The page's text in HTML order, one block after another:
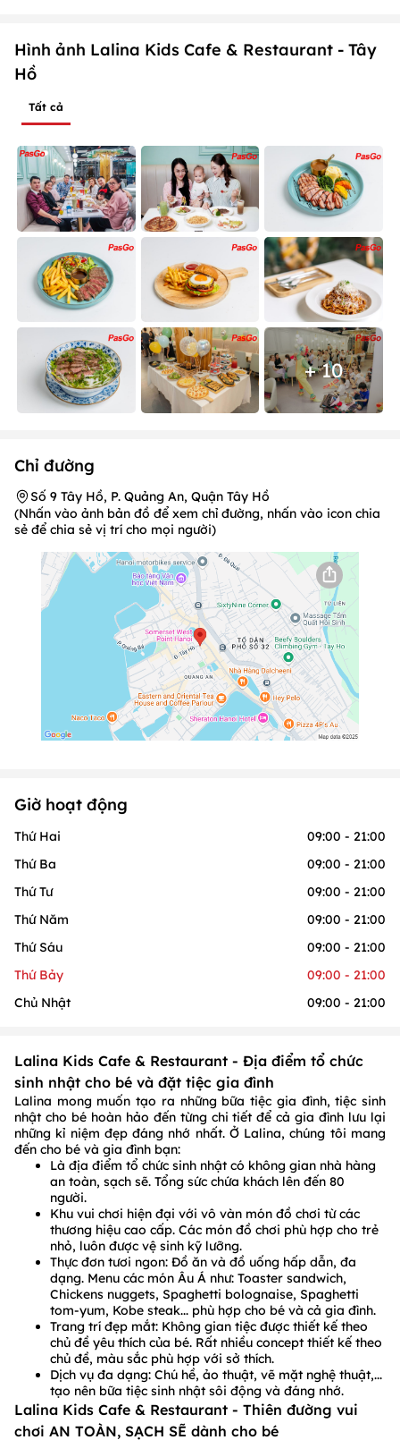
Hình ảnh Lalina Kids Cafe & Restaurant - Tây
Hồ
Tất cả
+ 10
Chỉ đường
Số 9 Tây Hồ, P. Quảng An, Quận Tây Hồ
(Nhấn vào ảnh bản đồ để xem chỉ đường, nhấn vào icon chia
sẻ để chia sẻ vị trí cho mọi người)
Giờ hoạt động
Thứ Hai
09:00 - 21:00
Thứ Ba
09:00 - 21:00
Thứ Tư
09:00 - 21:00
Thứ Năm
09:00 - 21:00
Thứ Sáu
09:00 - 21:00
Thứ Bảy
09:00 - 21:00
Chủ Nhật
09:00 - 21:00
Lalina Kids Cafe & Restaurant - Địa điểm tổ chức
sinh nhật cho bé và đặt tiệc gia đình
Lalina mong muốn tạo ra những bữa tiệc gia đình, tiệc sinh
nhật cho bé hoàn hảo đến từng chi tiết để cả gia đình lưu lại
những kỉ niệm đẹp đáng nhớ nhất. Ở Lalina, chúng tôi mang
đến cho bé và gia đình bạn:
Là địa điểm tổ chức sinh nhật có không gian nhà hàng
an toàn, sạch sẽ. Tổng sức chứa khách lên đến 80
người.
Khu vui chơi hiện đại với vô vàn món đồ chơi từ các
thương hiệu cao cấp. Các món đồ chơi phù hợp cho trẻ
nhỏ, luôn được vệ sinh kỹ lưỡng.
Thực đơn tươi ngon: Đồ ăn và đồ uống hấp dẫn, đa
dạng. Menu các món Âu Á như: Toaster sandwich,
Chickens nuggets, Spaghetti bolognaise, Spaghetti
tom-yum, Kobe steak... phù hợp cho bé và cả gia đình.
Trang trí đẹp mắt: Không gian tiệc được thiết kế theo
chủ đề yêu thích của bé. Rất nhiều concept thiết kế theo
chủ đề, màu sắc phù hợp với sở thích.
Dịch vụ đa dạng: Chú hề, ảo thuật, vẽ mặt nghệ thuật,...
tạo nên bữa tiệc sinh nhật sôi động và đáng nhớ.
Lalina Kids Cafe & Restaurant - Thiên đường vui
chơi AN TOÀN, SẠCH SẼ dành cho bé